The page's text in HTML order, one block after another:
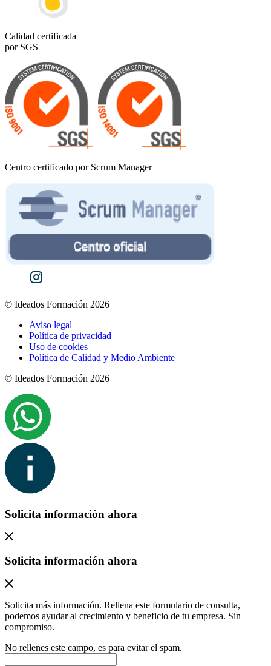
Calidad certificada
por SGS
Centro certificado por Scrum Manager
© Ideados Formación 2026
Aviso legal
Política de privacidad
Uso de cookies
Política de Calidad y Medio Ambiente
© Ideados Formación 2026
Solicita información ahora
Solicita información ahora
Solicita más información. Rellena este formulario de consulta,
podemos ayudar al crecimiento y beneficio de tu empresa. Sin
compromiso.
No rellenes este campo, es para evitar el spam.